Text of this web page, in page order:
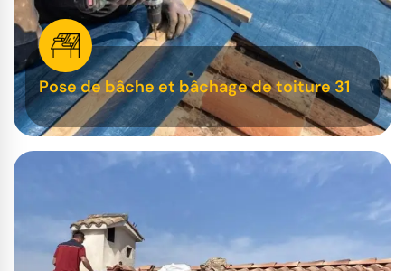
Pose de bâche et bâchage de toiture 31